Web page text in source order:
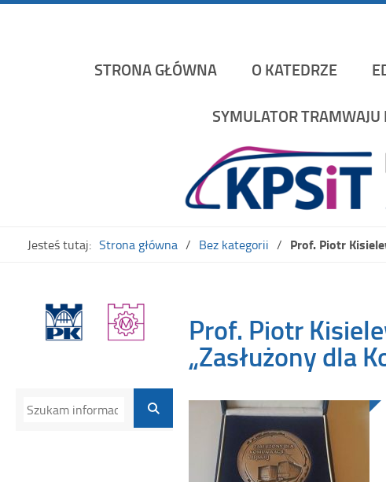
STRONA GŁÓWNA O KATEDRZE
SYMULATOR TRAMWAJU
Jesteś tutaj: Strona główna Bez kategorii Prof. Piotr
Prof. Piotr
„Zasłużony dla